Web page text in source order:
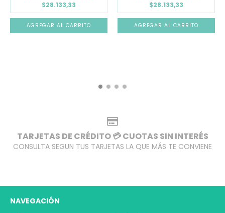
$28.133,33
$28.133,33
TARJETAS DE CRÉDITO 💳 CUOTAS SIN INTERÉS
CONSULTA SEGUN TUS TARJETAS LA QUE MÁS TE CONVIENE
NAVEGACIÓN